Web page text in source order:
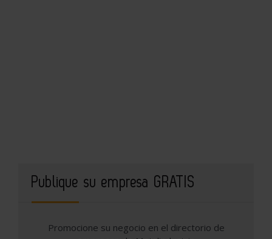
Publique su empresa GRATIS
Promocione su negocio en el directorio de